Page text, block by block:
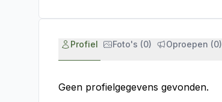
Profiel Foto's (0) Oproepen (0)
Geen profielgegevens gevonden.